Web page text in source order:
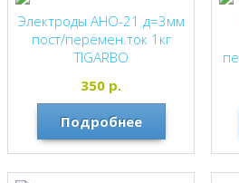
Электроды АНО-21 д=3мм
пост/перемен.ток 1кг
TIGARBO
TIGARBO
350 р.
Подробнее